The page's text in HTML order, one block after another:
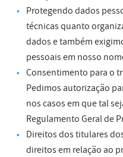
Protegendo dados
técnicas quanto
dados e também
pessoais em nosso
Consentimento para o
Pedimos autorização
nos casos em que tal
Regulamento Geral de
Direitos dos titulares
direitos em relação ao